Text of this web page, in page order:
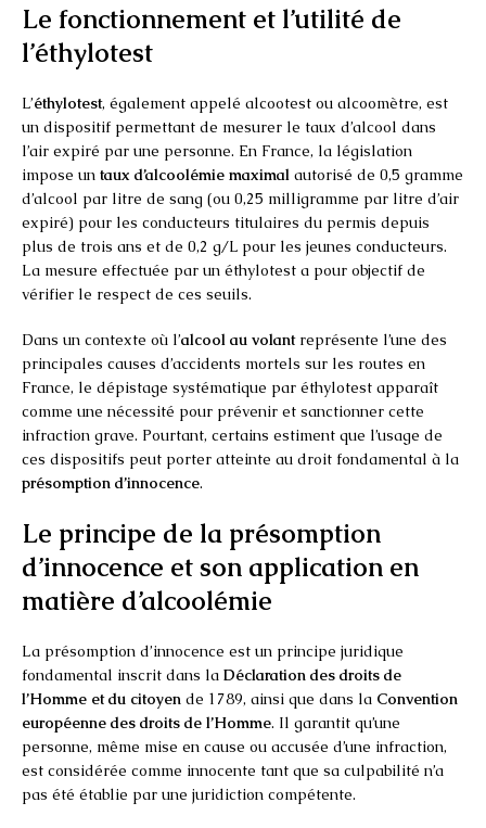
Le fonctionnement et l’utilité de
l’éthylotest
L’éthylotest, également appelé alcootest ou alcoomètre, est
un dispositif permettant de mesurer le taux d’alcool dans
l’air expiré par une personne. En France, la législation
impose un taux d’alcoolémie maximal autorisé de 0,5 gramme
d’alcool par litre de sang (ou 0,25 milligramme par litre d’air
expiré) pour les conducteurs titulaires du permis depuis
plus de trois ans et de 0,2 g/L pour les jeunes conducteurs.
La mesure effectuée par un éthylotest a pour objectif de
vérifier le respect de ces seuils.
Dans un contexte où l’alcool au volantreprésente l’une des
principales causes d’accidents mortels sur les routes en
France, le dépistage systématique par éthylotest apparaît
comme une nécessité pour prévenir et sanctionner cette
infraction grave. Pourtant, certains estiment que l’usage de
ces dispositifs peut porter atteinte au droit fondamental à la
présomption d’innocence.
Le principe de la présomption
d’innocence et son application en
matière d’alcoolémie
La présomption d’innocence est un principe juridique
fondamental inscrit dans la Déclaration des droits de
l’Homme et du citoyen de 1789, ainsi que dans la Convention
européenne des droits de l’Homme. Il garantit qu’une
personne, même mise en cause ou accusée d’une infraction,
est considérée comme innocente tant que sa culpabilité n’a
pas été établie par une juridiction compétente.